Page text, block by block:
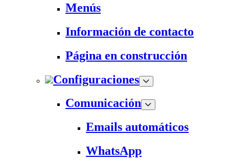
Menús
Información de contacto
Página en construcción
Configuraciones
Comunicación
Emails automáticos
WhatsApp